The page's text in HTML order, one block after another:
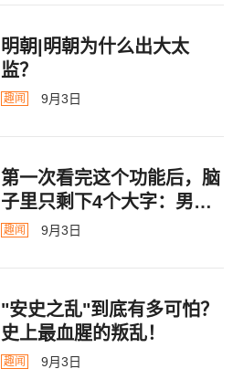
明朝|明朝为什么出大太
监？ ​​​
趣闻 9月3日
第一次看完这个功能后，脑
子里只剩下4个大字：男德
银行
趣闻 9月3日
"安史之乱"到底有多可怕？
史上最血腥的叛乱！
趣闻 9月3日